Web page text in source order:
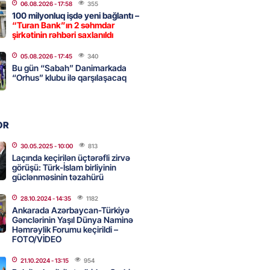
Səudiyyə Ərəbistanı və
- 15:15 117
bu silahı verməkdən
var
- 15:00 130
İran millisindən İMTİNA
ölkəni seçdilər
- 14:45
06.08.2026- 17:58 355
100 milyonluq işdə yeni bağlantı –
“Turan Bank”ın 2 səhmdar
şirkətinin rəhbəri saxlanıldı
05.08.2026- 17:45 340
Bu gün “Sabah” Danimarkada
“Orhus” klubu ilə qarşılaşacaq
30.05.2025- 10:00 813
Laçında keçirilən üçtərəfli zirvə
görüşü: Türk-İslam birliyinin
güclənməsinin təzahürü
28.10.2024- 14:35 1182
Ankarada Azərbaycan-Türkiyə
Gənclərinin Yaşıl Dünya Naminə
Həmrəylik Forumu keçirildi –
FOTO/VİDEO
21.10.2024- 13:15 954